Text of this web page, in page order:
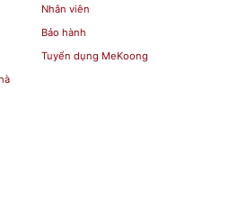
Nhân viên
Bảo hành
Tuyển dụng MeKoong